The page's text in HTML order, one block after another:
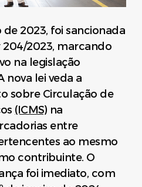
2023, foi sancionada
2023, marcando
na legislação
nova lei veda a
sobre Circulação de
(ICMS) na
entre
ao mesmo
contribuinte. O
foi imediato, com